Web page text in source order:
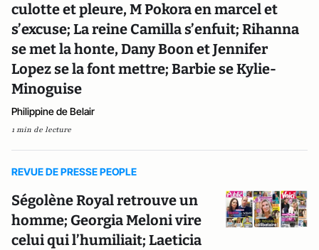
culotte et pleure, M Pokora en marcel et
s’excuse; La reine Camilla s’enfuit; Rihanna
se met la honte, Dany Boon et Jennifer
Lopez se la font mettre; Barbie se Kylie-
Minoguise
Philippine de Belair
1 min de lecture
REVUE DE PRESSE PEOPLE
Ségolène Royal retrouve un
homme; Georgia Meloni vire
celui qui l’humiliait; Laeticia